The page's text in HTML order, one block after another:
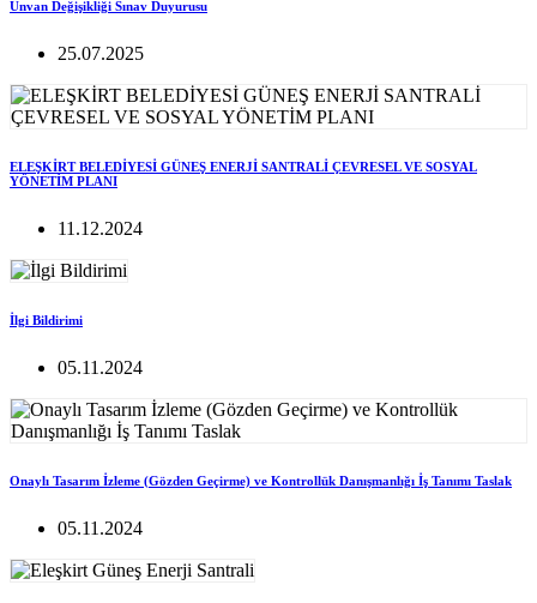
Ünvan Değişikliği Sınav Duyurusu
25.07.2025
ELEŞKİRT BELEDİYESİ GÜNEŞ ENERJİ SANTRALİ ÇEVRESEL VE SOSYAL
YÖNETİM PLANI
11.12.2024
İlgi Bildirimi
05.11.2024
Onaylı Tasarım İzleme (Gözden Geçirme) ve Kontrollük Danışmanlığı İş Tanımı Taslak
05.11.2024